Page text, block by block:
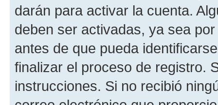
darán para activar la cuenta.
deben ser activadas, ya sea
antes de que pueda
finalizar el proceso de registro.
instrucciones. Si no recibió